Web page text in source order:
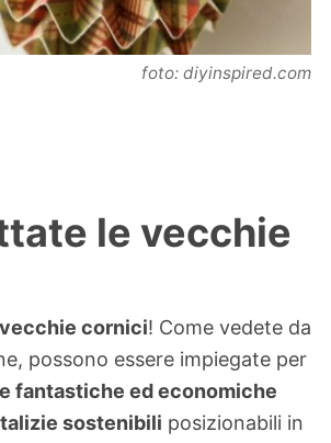
foto: diyinspired.com
le vecchie
cornici! Come vedete da
possono essere impiegate per
fantastiche ed economiche
sostenibili posizionabili in